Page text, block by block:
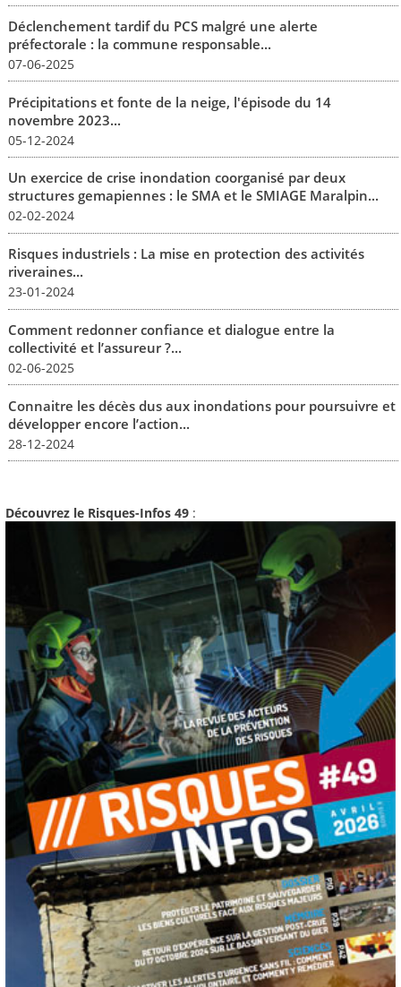
Déclenchement tardif du PCS malgré une alerte
préfectorale : la commune responsable...
07-06-2025
Précipitations et fonte de la neige, l'épisode du 14
novembre 2023...
05-12-2024
Un exercice de crise inondation coorganisé par deux
structures gemapiennes : le SMA et le SMIAGE Maralpin...
02-02-2024
Risques industriels : La mise en protection des activités
riveraines...
23-01-2024
Comment redonner confiance et dialogue entre la
collectivité et l’assureur ?...
02-06-2025
Connaitre les décès dus aux inondations pour poursuivre et
développer encore l’action...
28-12-2024
Découvrez le Risques-Infos 49 :